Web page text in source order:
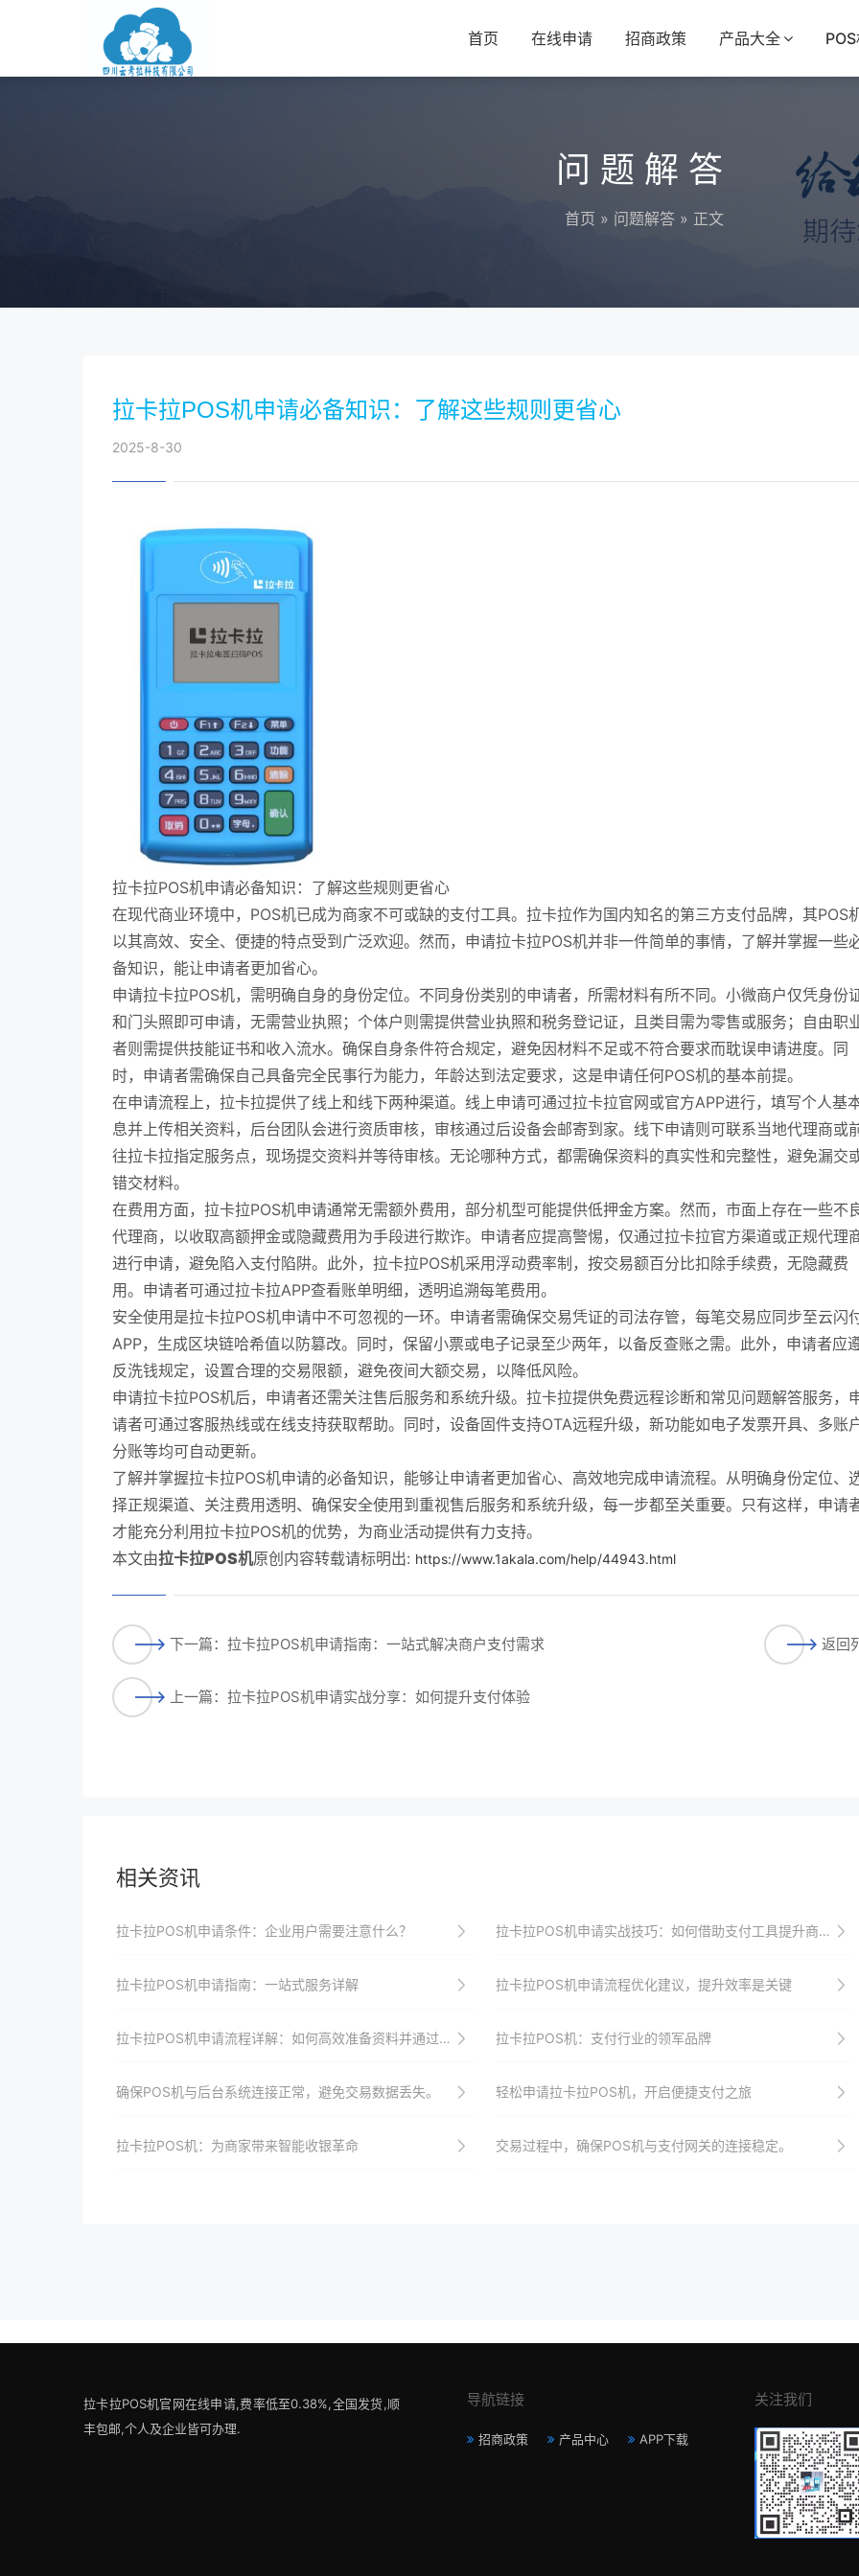
首页 在线申请 招商政策 产品大全
问题解答
首页 » 问题解答 » 正文
拉卡拉POS机申请必备知识：了解这些规则更省心
2025-8-30
拉卡拉POS机申请必备知识：了解这些规则更省心
在现代商业环境中，POS机已成为商家不可或缺的支付工具。拉卡拉作为国内知名的第三方支付品牌，其POS
以其高效、安全、便捷的特点受到广泛欢迎。然而，申请拉卡拉POS机并非一件简单的事情，了解并掌握一些
备知识，能让申请者更加省心。
申请拉卡拉POS机，需明确自身的身份定位。不同身份类别的申请者，所需材料有所不同。小微商户仅凭身份
和门头照即可申请，无需营业执照；个体户则需提供营业执照和税务登记证，且类目需为零售或服务；自由职
者则需提供技能证书和收入流水。确保自身条件符合规定，避免因材料不足或不符合要求而耽误申请进度。同
时，申请者需确保自己具备完全民事行为能力，年龄达到法定要求，这是申请任何POS机的基本前提。
在申请流程上，拉卡拉提供了线上和线下两种渠道。线上申请可通过拉卡拉官网或官方APP进行，填写个人基
息并上传相关资料，后台团队会进行资质审核，审核通过后设备会邮寄到家。线下申请则可联系当地代理商或
往拉卡拉指定服务点，现场提交资料并等待审核。无论哪种方式，都需确保资料的真实性和完整性，避免漏交
错交材料。
在费用方面，拉卡拉POS机申请通常无需额外费用，部分机型可能提供低押金方案。然而，市面上存在一些不
代理商，以收取高额押金或隐藏费用为手段进行欺诈。申请者应提高警惕，仅通过拉卡拉官方渠道或正规代理
进行申请，避免陷入支付陷阱。此外，拉卡拉POS机采用浮动费率制，按交易额百分比扣除手续费，无隐藏费
用。申请者可通过拉卡拉APP查看账单明细，透明追溯每笔费用。
安全使用是拉卡拉POS机申请中不可忽视的一环。申请者需确保交易凭证的司法存管，每笔交易应同步至云闪
APP，生成区块链哈希值以防篡改。同时，保留小票或电子记录至少两年，以备反查账之需。此外，申请者应
反洗钱规定，设置合理的交易限额，避免夜间大额交易，以降低风险。
申请拉卡拉POS机后，申请者还需关注售后服务和系统升级。拉卡拉提供免费远程诊断和常见问题解答服务，
请者可通过客服热线或在线支持获取帮助。同时，设备固件支持OTA远程升级，新功能如电子发票开具、多账
分账等均可自动更新。
了解并掌握拉卡拉POS机申请的必备知识，能够让申请者更加省心、高效地完成申请流程。从明确身份定位、
择正规渠道、关注费用透明、确保安全使用到重视售后服务和系统升级，每一步都至关重要。只有这样，申请
才能充分利用拉卡拉POS机的优势，为商业活动提供有力支持。
本文由拉卡拉POS机原创内容转载请标明出: https://www.1akala.com/help/44943.html
下一篇：拉卡拉POS机申请指南：一站式解决商户支付需求
上一篇：拉卡拉POS机申请实战分享：如何提升支付体验
返回
相关资讯
拉卡拉POS机申请条件：企业用户需要注意什么？ 拉卡拉POS机申请实战技巧：如何借助支付工具提升商户运营效率
拉卡拉POS机申请指南：一站式服务详解 拉卡拉POS机申请流程优化建议，提升效率是关键
拉卡拉POS机申请流程详解：如何高效准备资料并通过审核 拉卡拉POS机：支付行业的领军品牌
确保POS机与后台系统连接正常，避免交易数据丢失。 轻松申请拉卡拉POS机，开启便捷支付之旅
拉卡拉POS机：为商家带来智能收银革命 交易过程中，确保POS机与支付网关的连接稳定。
拉卡拉POS机官网在线申请,费率低至0.38%,全国发货,顺
丰包邮,个人及企业皆可办理.
导航链接
招商政策 产品中心 APP下载
关注我们